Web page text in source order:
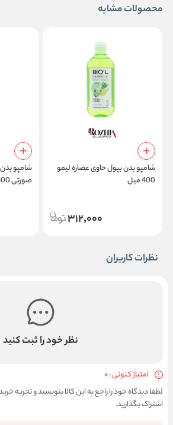
محصولات مشابه
شامپو بدن بیول حاوی عصاره لیمو
400 میل
312,000
شامپو
صورتی 400 میل
نظرات کاربران
نظر خود را ثبت کنید
امتیاز کنونی : 0
لطفا دیدگاه خود را راجع به این کالا بنویسید و تجربه
اشتراک بگذارید.